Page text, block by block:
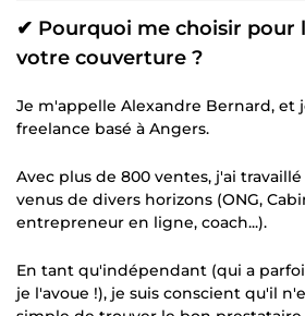
✔ Pourquoi me choisir pour
votre couverture ?
Je m'appelle Alexandre Bernard, et
freelance basé à Angers.
Avec plus de 800 ventes, j'ai
venus de divers horizons (ONG,
entrepreneur en ligne, coach...).
En tant qu'indépendant (qui a
je l'avoue !), je suis conscient qu'il